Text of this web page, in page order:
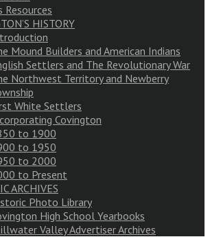
Resources
HISTORY
Mound Builders and American Indians
Settlers and The Revolutionary War
Northwest Territory and Newberry
White Settlers
Covington
to 1900
to 1950
to 2000
to Present
ARCHIVES
Photo Library
High School Yearbooks
Valley Advertiser Archives